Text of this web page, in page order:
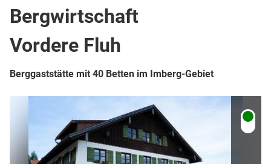
Bergwirtschaft
Vordere Fluh
Berggaststätte mit 40 Betten im Imberg-Gebiet